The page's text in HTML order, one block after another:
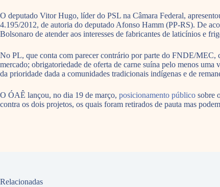
O deputado Vitor Hugo, líder do PSL na Câmara Federal,
4.195/2012, de autoria do deputado Afonso Hamm (PP-RS). De
Bolsonaro de atender aos interesses de fabricantes de laticínios e
No PL, que conta com parecer contrário por parte do FNDE/MEC,
mercado; obrigatoriedade de oferta de carne suína pelo menos
da prioridade dada a comunidades tradicionais indígenas e de
O ÓAÊ lançou, no dia 19 de março, posicionamento público sobre
contra os dois projetos, os quais foram retirados de pauta mas
Relacionadas